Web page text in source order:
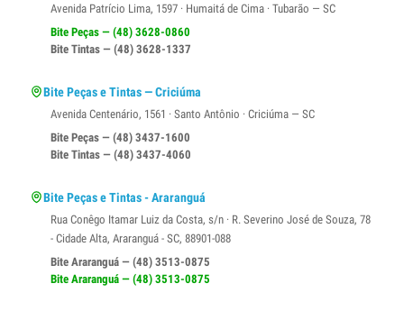
Avenida Patrício Lima, 1597 · Humaitá de Cima · Tubarão — SC
Bite Peças — (48) 3628-0860
Bite Tintas — (48) 3628-1337
Bite Peças e Tintas — Criciúma
Avenida Centenário, 1561 · Santo Antônio · Criciúma — SC
Bite Peças — (48) 3437-1600
Bite Tintas — (48) 3437-4060
Bite Peças e Tintas - Araranguá
Rua Conêgo Itamar Luiz da Costa, s/n · R. Severino José de Souza, 78
- Cidade Alta, Araranguá - SC, 88901-088
Bite Araranguá — (48) 3513-0875
Bite Araranguá — (48) 3513-0875